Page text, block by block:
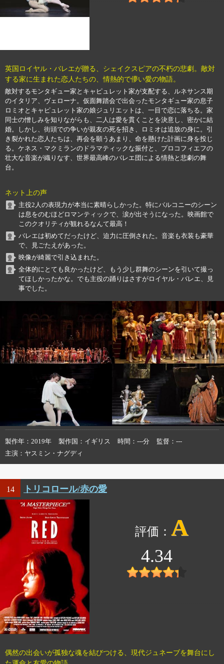
英国ロイヤル・バレエが贈る、シェイクスピアの不朽の悲劇。敵対
する家に生まれた恋人たちの、情熱的で儚い愛の物語。
敵対するモンタギュー家とキャピュレット家が支配する、ルネサンス期
のイタリア、ヴェローナ。仮面舞踏会で出会ったモンタギュー家の息子
ロミオとキャピュレット家の娘ジュリエットは、一目で恋に落ちる。家
同士の憎しみを知りながらも、二人は愛を貫くことを決意し、密かに結
婚。しかし、街頭での争いが親友の死を招き、ロミオは追放の身に。引
き裂かれた恋人たちは、再会を願うあまり、命を懸けた計画に身を投じ
る。ケネス・マクミランのドラマティックな振付と、プロコフィエフの
壮大な音楽が織りなす、世界最高峰のバレエ団による情熱と悲劇の舞
台。
ネット上の声
主役2人の表現力が本当に素晴らしかった。特にバルコニーのシーン
は息をのむほどロマンティックで、涙が出そうになった。映画館で
このクオリティが観れるなんて最高！
バレエは初めてだったけど、迫力に圧倒された。音楽も衣装も豪華
で、見ごたえがあった。
映像が綺麗で引き込まれた。
全体的にとても良かったけど、もう少し群舞のシーンを引いて撮っ
てほしかったかな。でも主役の踊りはさすがロイヤル・バレエ、見
事でした。
製作年 2019年 製作国 イギリス 時間 ---分 監督
---
主演
ヤスミン・ナグディ
14 トリコロール/赤の愛
A
4.34
偶然の出会いが孤独な魂を結びつける、現代ジュネーブを舞台にし